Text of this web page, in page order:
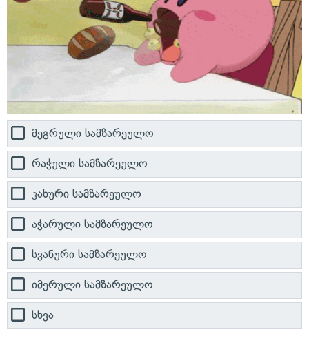
მეგრული სამზარეულო
რაჭული სამზარეულო
კახური სამზარეულო
აჭარული სამზარეულო
სვანური სამზარეულო
იმერული სამზარეულო
სხვა